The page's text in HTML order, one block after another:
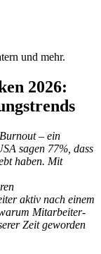
und mehr.
2026:
– ein
sagen 77%, dass
haben. Mit
aktiv nach einem
Mitarbeiter-
Zeit geworden